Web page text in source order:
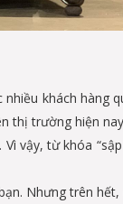
khách hàng
thị trường hiện
vậy, từ khóa
Nhưng trên